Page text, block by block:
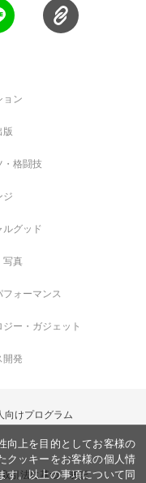
ョン
版
・格闘技
ジ
ルグッド
写真
ォーマンス
ー・ガジェット
開発
向けプログラム
引法に基づく表記
向上を目的としてお客様の
クッキーをお客様の個人情
す。以上の事項について同